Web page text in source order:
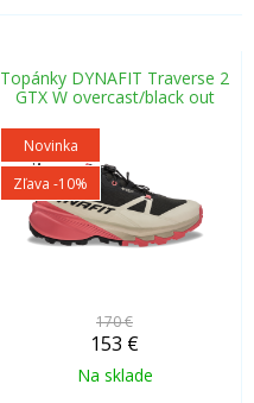
Topánky DYNAFIT Traverse 2
GTX W overcast/black out
Novinka
Zľava -10%
170 €
153 €
Na sklade